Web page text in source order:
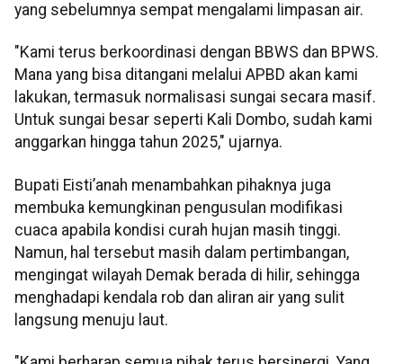
yang sebelumnya sempat mengalami limpasan air.
"Kami terus berkoordinasi dengan BBWS dan BPWS.
Mana yang bisa ditangani melalui APBD akan kami
lakukan, termasuk normalisasi sungai secara masif.
Untuk sungai besar seperti Kali Dombo, sudah kami
anggarkan hingga tahun 2025," ujarnya.
Bupati Eisti’anah menambahkan pihaknya juga
membuka kemungkinan pengusulan modifikasi
cuaca apabila kondisi curah hujan masih tinggi.
Namun, hal tersebut masih dalam pertimbangan,
mengingat wilayah Demak berada di hilir, sehingga
menghadapi kendala rob dan aliran air yang sulit
langsung menuju laut.